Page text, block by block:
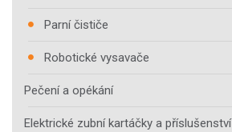
Parní čističe
Robotické vysavače
Pečení a opékání
Elektrické zubní kartáčky a příslušenství